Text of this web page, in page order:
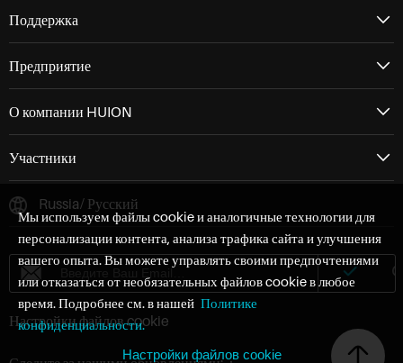
Поддержка
Предприятие
О компании HUION
Участники
Russia/ Русский
Настройки файлов cookie
Мы используем файлы cookie и аналогичные технологии для
персонализации контента, анализа трафика сайта и улучшения
вашего опыта. Вы можете управлять своими предпочтениями
или отказаться от необязательных файлов cookie в любое
время. Подробнее см. в нашей Политике
конфиденциальности.
Настройки файлов cookie